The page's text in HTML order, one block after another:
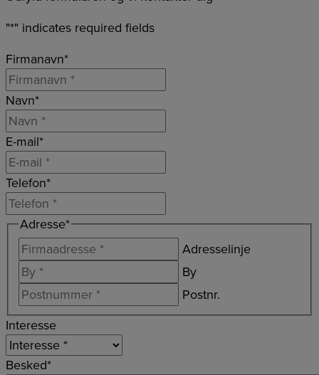
"*" indicates required fields
Firmanavn*
Navn*
E-mail*
Telefon*
Adresse*
Adresselinje
By
Postnr.
Interesse
Besked*